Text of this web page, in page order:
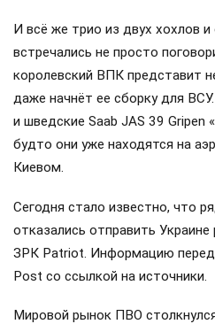
И всё же трио из двух хохлов
встречались не просто
королевский ВПК представит
даже начнёт ее сборку для
и шведские Saab JAS 39
будто они уже находятся на
Киевом.
Сегодня стало известно, что
отказались отправить
ЗРК Patriot. Информацию
Post со ссылкой на источники.
Мировой рынок ПВО